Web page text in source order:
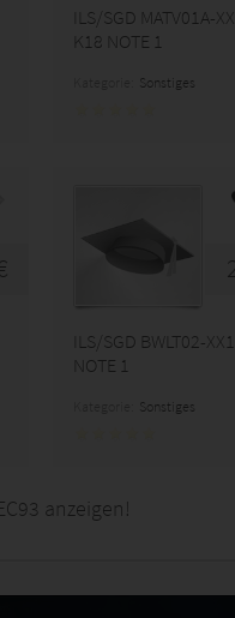
ILS/SGD MATV01A-
K18 NOTE 1
Sonstiges
ILS/SGD BWLT02-
NOTE 1
Sonstiges
anzeigen!